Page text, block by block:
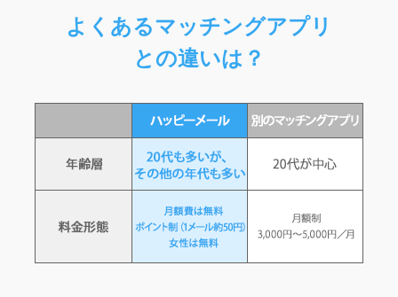
よくあるマッチングアプリ
との違いは？